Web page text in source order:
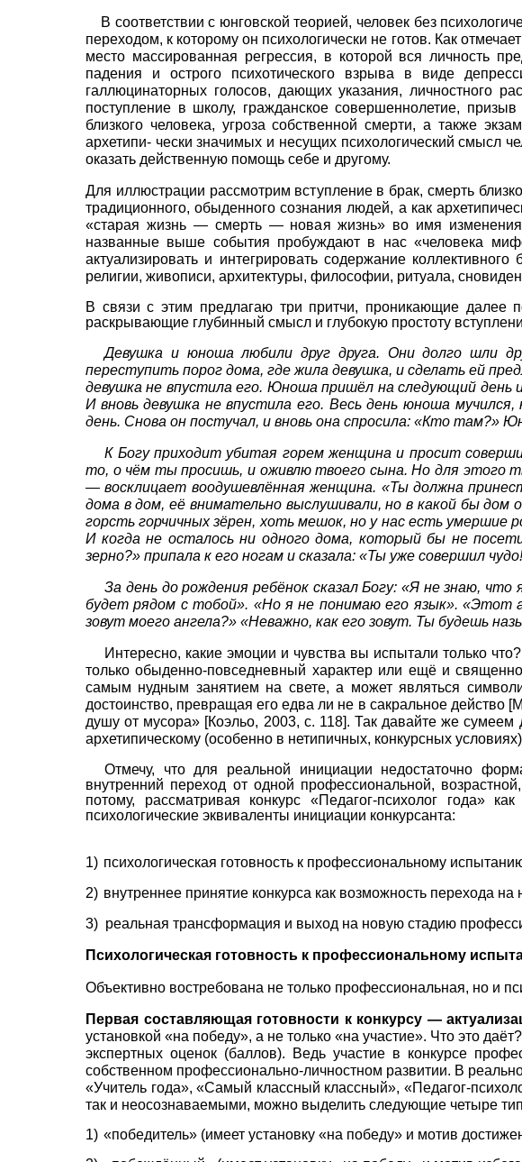
В соответствии с юнговской теорией, человек без
переходом, к которому он психологически не готов. Как
место массированная регрессия, в которой вся личность
падения и острого психотичес­кого взрыва в виде
галлюцинаторных голосов, дающих указания, личностного
поступление в школу, гражданское совершеннолетие,
близкого человека, угроза собственной смерти, а также
архетипи- чески значимых и несущих психологический смысл
оказать действенную помощь себе и другому.
Для иллюстрации рассмотрим вступление в брак, смерть
традиционного, обыденного сознания людей, а как
«старая жизнь — смерть — новая жизнь» во имя изменения
названные выше события пробуждают в нас «человека
актуализировать и интегрировать содержание
религии, живописи, архитектуры, философии, ритуала,
В связи с этим предлагаю три притчи, проникающие далее
раскрывающие глубинный смысл и глубокую простоту
Девушка и юноша любили друг друга. Они долго шли
переступить порог дома, где жила девушка, и сделать ей
девушка не впустила его. Юноша пришёл на следующий
И вновь девушка не впустила его. Весь день юноша
день. Снова он постучал, и вновь она спросила: «Кто
К Богу приходит убитая горем женщина и просит
то, о чём ты просишь, и оживлю твоего сына. Но для этого
— восклицает воодушевлённая женщина. «Ты должна
дома в дом, её внимательно выслушивали, но в какой бы
горсть горчичных зёрен, хоть мешок, но у нас есть умершие
И когда не осталось ни одного дома, который бы не
зерно?» припала к его ногам и сказала: «Ты уже совершил
За день до рождения ребёнок сказал Богу: «Я не знаю,
будет рядом с тобой». «Но я не понимаю его язык». «Этот
зовут моего ангела?» «Неважно, как его зовут. Ты будешь
Интересно, какие эмоции и чувства вы испытали только
только обыденно-повседневный характер или ещё и
самым нудным занятием на свете, а может являться
достоинство, превращая его едва ли не в сакральное действо [
душу от мусора» [Коэльо, 2003, с. 118]. Так давайте же сумеем
архетипическому (особенно в нетипичных, конкурсных
Отмечу, что для реальной инициации недостаточно
внутренний переход от одной профессиональной,
потому, рассматривая конкурс «Педагог-психолог года»
психологические эквиваленты инициации конкурсанта:
1) психологическая готовность к профессиональному
2) внутреннее принятие конкурса как возможность перехода
3) реальная трансформация и выход на новую стадию
Психологическая готовность к профессиональному
Объективно востребована не только профессиональная, но и
Первая составляющая готовности к конкурсу —
установкой «на победу», а не только «на участие». Что это
экспертных оценок (баллов). Ведь участие в конкурсе
собственном профессионально-личностном развитии. В
«Учитель года», «Самый классный классный», «Педагог-
так и неосозна­ваемыми, можно выделить следующие четыре
1) «победитель» (имеет установку «на победу» и мотив